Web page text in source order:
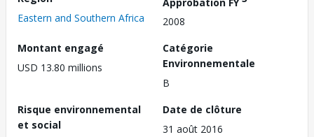
Eastern and Southern Africa
2008
Montant engagé
USD 13.80 millions
Catégorie
Environnementale
B
Risque environnemental
et social
Date de clôture
31 août 2016